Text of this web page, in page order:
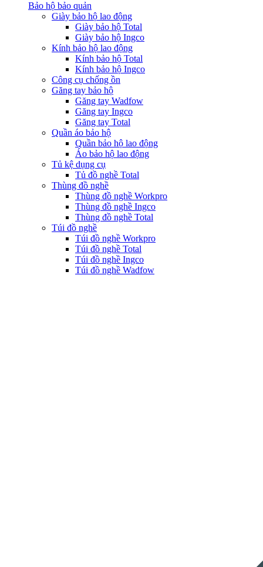
Bảo hộ bảo quản
Giày bảo hộ lao động
Giày bảo hộ Total
Giày bảo hộ Ingco
Kính bảo hộ lao động
Kính bảo hộ Total
Kính bảo hộ Ingco
Công cụ chống ồn
Găng tay bảo hộ
Găng tay Wadfow
Găng tay Ingco
Găng tay Total
Quần áo bảo hộ
Quần bảo hộ lao động
Áo bảo hộ lao động
Tủ kệ dụng cụ
Tủ đồ nghề Total
Thùng đồ nghề
Thùng đồ nghề Workpro
Thùng đồ nghề Ingco
Thùng đồ nghề Total
Túi đồ nghề
Túi đồ nghề Workpro
Túi đồ nghề Total
Túi đồ nghề Ingco
Túi đồ nghề Wadfow